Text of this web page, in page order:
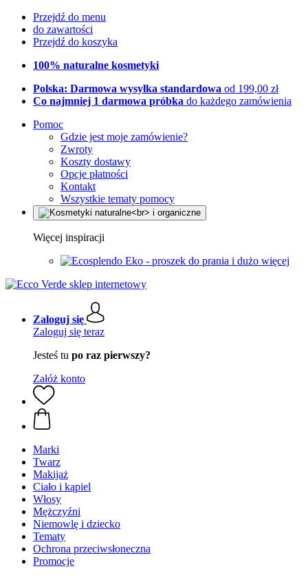
Przejdź do menu
do zawartości
Przejdź do koszyka
100% naturalne kosmetyki
Polska: Darmowa wysyłka standardowa od 199,00 zł
Co najmniej 1 darmowa próbka do każdego zamówienia
Pomoc
Gdzie jest moje zamówienie?
Zwroty
Koszty dostawy
Opcje płatności
Kontakt
Wszystkie tematy pomocy
Więcej inspiracji
Eko - proszek do prania i dużo więcej
Zaloguj się
Zaloguj się teraz
Jesteś tu po raz pierwszy?
Załóż konto
Marki
Twarz
Makijaż
Ciało i kąpiel
Włosy
Mężczyźni
Niemowlę i dziecko
Tematy
Ochrona przeciwsłoneczna
Promocje